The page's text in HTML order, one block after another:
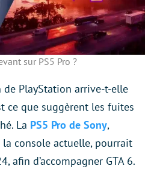
sur PS5 Pro ?
PlayStation arrive-t-elle
ce que suggèrent les fuites
La PS5 Pro de Sony,
console actuelle, pourrait
afin d’accompagner GTA 6.